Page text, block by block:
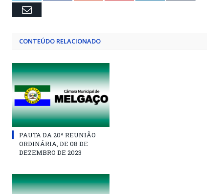
Email
CONTEÚDO RELACIONADO
PAUTA DA 20ª REUNIÃO
ORDINÁRIA, DE 08 DE
DEZEMBRO DE 2023